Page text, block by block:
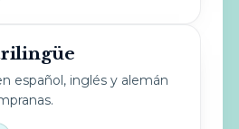
español, inglés y alemán